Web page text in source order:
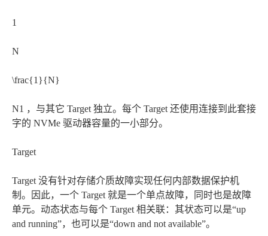
1
N
\frac{1}{N}
N1 ，与其它 Target 独立。每个 Target 还使用连接到此套接
字的 NVMe 驱动器容量的一小部分。
Target
Target 没有针对存储介质故障实现任何内部数据保护机
制。因此，一个 Target 就是一个单点故障，同时也是故障
单元。动态状态与每个 Target 相关联：其状态可以是“up
and running”，也可以是“down and not available”。